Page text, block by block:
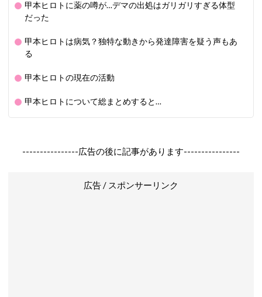
甲本ヒロトに薬の噂が…デマの出処はガリガリすぎる体型
だった
甲本ヒロトは病気？独特な動きから発達障害を疑う声もあ
る
甲本ヒロトの現在の活動
甲本ヒロトについて総まとめすると…
----------------広告の後に記事があります----------------
広告 / スポンサーリンク